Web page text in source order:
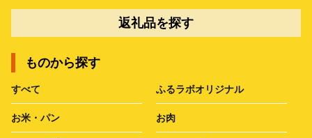
返礼品を探す
ものから探す
すべて ふるラボオリジナル
お米・パン お肉